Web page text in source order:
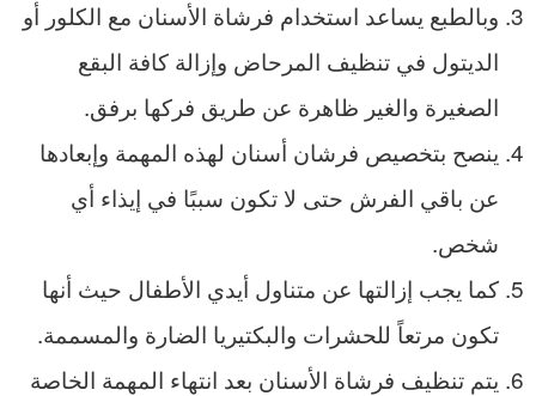
وبالطبع يساعد استخدام فرشاة الأسنان مع الكلور أو
الديتول في تنظيف المرحاض وإزالة كافة البقع
الصغيرة والغير ظاهرة عن طريق فركها برفق.
ينصح بتخصيص فرشان أسنان لهذه المهمة وإبعادها
عن باقي الفرش حتى لا تكون سببًا في إيذاء أي
شخص.
كما يجب إزالتها عن متناول أيدي الأطفال حيث أنها
تكون مرتعاً للحشرات والبكتيريا الضارة والمسممة.
يتم تنظيف فرشاة الأسنان بعد انتهاء المهمة الخاصة